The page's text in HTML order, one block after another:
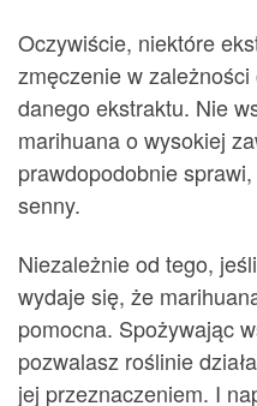
Oczywiście, niektóre
zmęczenie w
danego ekstraktu. Nie
marihuana o wysokiej
prawdopodobnie
senny.
Niezależnie od tego,
wydaje się, że
pomocna. Spożywając
pozwalasz roślinie
jej przeznaczeniem. I